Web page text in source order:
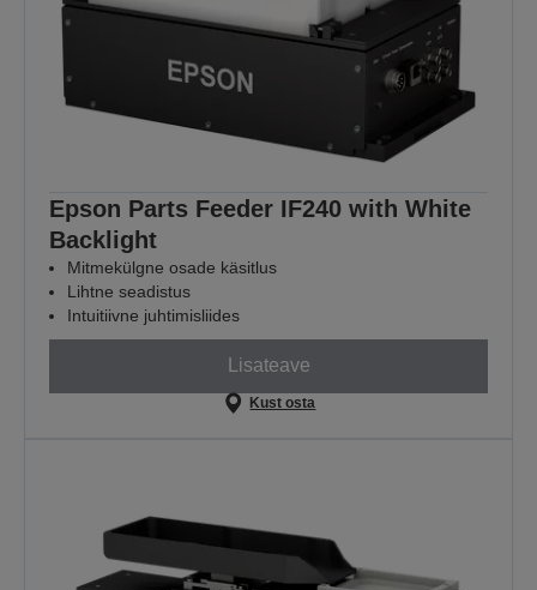
Epson Parts Feeder IF240 with White
Backlight
Mitmekülgne osade käsitlus
Lihtne seadistus
Intuitiivne juhtimisliides
Lisateave
Kust osta